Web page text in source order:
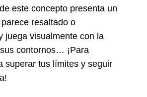
este concepto presenta un
resaltado o
juega visualmente con la
contornos… ¡Para
superar tus límites y seguir